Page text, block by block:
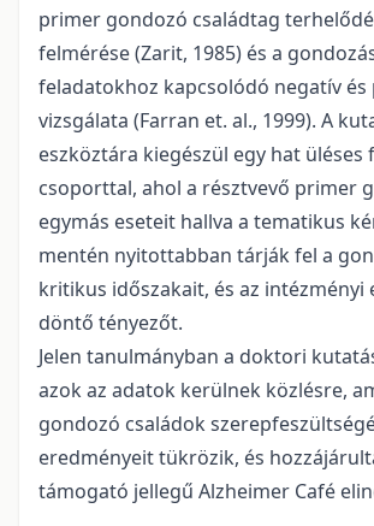
primer gondozó családtag
felmérése (Zarit, 1985) és a
feladatokhoz kapcsolódó negatív
vizsgálata (Farran et. al., 1999). A
eszköztára kiegészül egy hat üléses
csoporttal, ahol a résztvevő primer
egymás eseteit hallva a tematikus
mentén nyitottabban tárják fel a
kritikus időszakait, és az intézményi
döntő tényezőt.
Jelen tanulmányban a doktori
azok az adatok kerülnek közlésre,
gondozó családok
eredményeit tükrözik, és
támogató jellegű Alzheimer Café